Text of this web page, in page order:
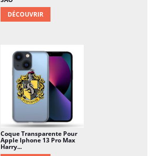
DÉCOUVRIR
Coque Transparente Pour
Apple Iphone 13 Pro Max
Harry...